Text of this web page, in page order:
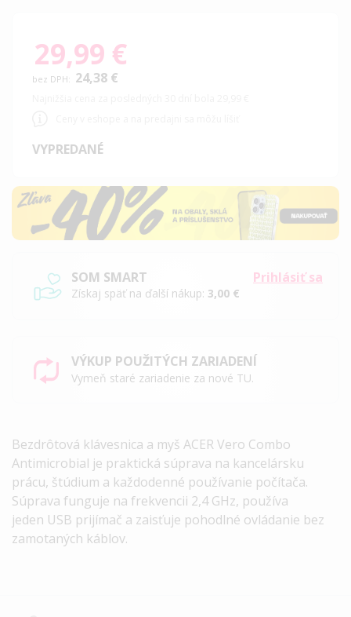
29,99 €
24,38 €
VYPREDANÉ
Prihlásiť sa
SOM SMART
Získaj späť na ďalší nákup: 3,00 €
VÝKUP POUŽITÝCH ZARIADENÍ
Vymeň staré zariadenie za nové TU.
Bezdrôtová klávesnica a myš ACERVero Combo
Antimicrobial je praktická súprava na kancelársku
prácu, štúdium a každodenné používanie počítača.
Súprava funguje na frekvencii 2,4 GHz, používa
jeden USB prijímač a zaisťuje pohodlné ovládanie bez
zamotaných káblov.